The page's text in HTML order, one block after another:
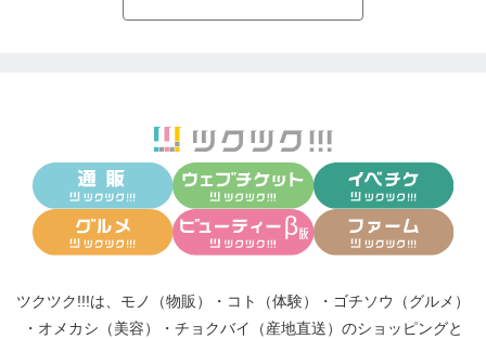
ツクツク!!!は、 モノ（物販） ・ コト（体験） ・ ゴチソウ（グルメ）
・ オメカシ（美容） ・ チョクバイ（産地直送） のショッピングと